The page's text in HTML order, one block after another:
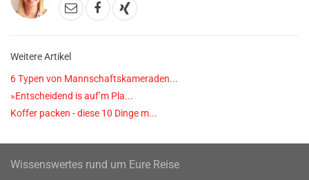
Weitere Artikel
6 Typen von Mannschaftskameraden...
»Entscheidend is auf’m Pla...
Koffer packen - diese 10 Dinge m...
Wissenswertes rund um Eure Reise